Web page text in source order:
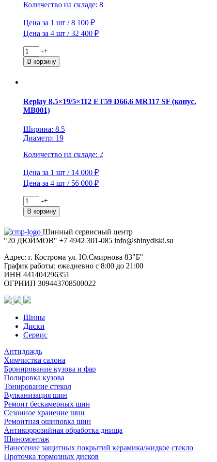
Количество на складе: 8
Цена за 1 шт / 8 100 ₽
Цена за 4 шт / 32 400 ₽
Количество
товара
iFree
Хафпайп
(КС683)
Вэй
КС683
-+
В корзину
Replay 8,5×19/5×112 ET59 D66,6 MR117 SF (конус,
MB001)
Ширина: 8.5
Диаметр: 19
Количество на складе: 2
Цена за 1 шт / 14 000 ₽
Цена за 4 шт / 56 000 ₽
Количество
товара
Replay
ET59
D66,6
SF
(конус,
MB001)
-+
В корзину
Шинный сервисный центр
"20 ДЮЙМОВ" +7 4942 301-085 info@shinydiski.su
Адрес: г. Кострома ул. Ю.Смирнова 83"Б"
График работы: ежедневно с 8:00 до 21:00
ИНН 441404296351
ОГРНИП 309443708500022
Шины
Диски
Сервис
Антидождь
Химчистка салона
Бронирование кузова и фар
Полировка кузова
Тонирование стекол
Вулканизация шин
Ремонт бескамерных шин
Сезонное хранение шин
Ремонтная ошиповка шин
Антикоррозийная обработка днища
Шиномонтаж
Нанесение защитных покрытий керамика/жидкое стекло
Проточка тормозных дисков